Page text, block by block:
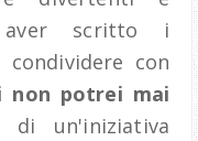
aver scritto i
condividere con
non potrei mai
un'iniziativa